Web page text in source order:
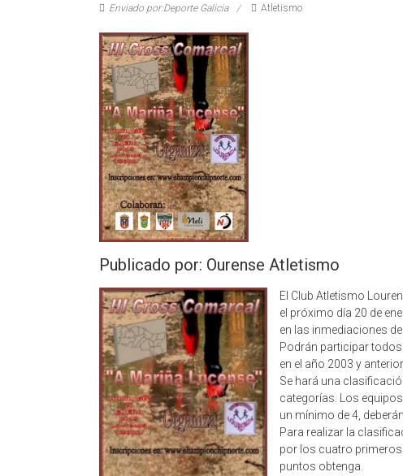
Enviado por:Deporte Galicia Atletismo
Publicado por: Ourense Atletismo
El Club Atletismo
el próximo día 20 de
en las inmediaciones
Podrán participar
en el año 2003 y
Se hará una
categorías. Los
un mínimo de 4,
Para realizar la
por los cuatro primeros
puntos obtenga.